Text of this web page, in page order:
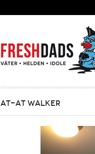
AT-AT WALKER